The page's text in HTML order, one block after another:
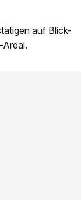
auf Blick-